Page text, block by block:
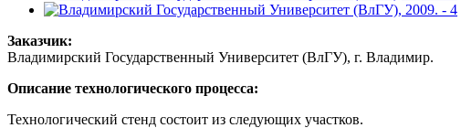
Заказчик:
Владимирский Государственный Университет (ВлГУ), г. Владимир.
Описание технологического процесса:
Технологический стенд состоит из следующих участков.